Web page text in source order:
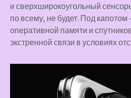
и сверхширокоугольный
по всему, не будет. Под капотом
оперативной памяти и
экстренной связи в условиях